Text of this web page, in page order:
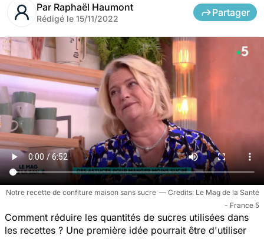
Par Raphaël Haumont
Rédigé le 15/11/2022
Partager
Notre recette de confiture maison sans sucre
Le Mag de la Santé
- France 5
Comment réduire les quantités de sucres utilisées dans
les recettes ? Une première idée pourrait être d'utiliser